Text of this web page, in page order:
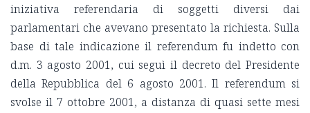
iniziativa referendaria di soggetti diversi dai
parlamentari che avevano presentato la richiesta. Sulla
base di tale indicazione il referendum fu indetto con
d.m. 3 agosto 2001, cui seguì il decreto del Presidente
della Repubblica del 6 agosto 2001. Il referendum si
svolse il 7 ottobre 2001, a distanza di quasi sette mesi